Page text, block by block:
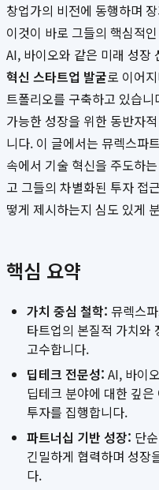
창업가의 비전에 동행하며
이것이 바로 그들의 핵심적인
AI, 바이오와 같은 미래 성장
혁신 스타트업 발굴로 이어
트폴리오를 구축하고 있습
가능한 성장을 위한 동반자
니다. 이 글에서는 뮤렉스파
속에서 기술 혁신을 주도하
고 그들의 차별화된 투자 접
떻게 제시하는지 심도 있게
핵심 요약
가치 중심 철학: 뮤렉스
타트업의 본질적 가치와
고수합니다.
딥테크 전문성: AI, 바이
딥테크 분야에 대한 깊
투자를 집행합니다.
파트너십 기반 성장: 단
긴밀하게 협력하며 성장
다.